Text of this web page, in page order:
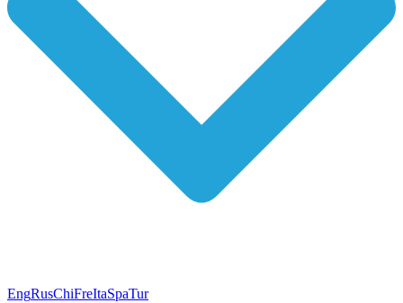
EngRusChiFreItaSpaTur